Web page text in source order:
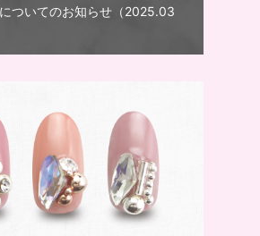
ついてのお知らせ（2025.03